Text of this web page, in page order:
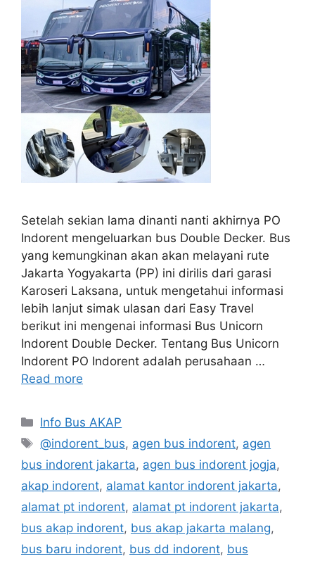
Setelah sekian lama dinanti nanti akhirnya PO
Indorent mengeluarkan bus Double Decker. Bus
yang kemungkinan akan akan melayani rute
Jakarta Yogyakarta (PP) ini dirilis dari garasi
Karoseri Laksana, untuk mengetahui informasi
lebih lanjut simak ulasan dari Easy Travel
berikut ini mengenai informasi Bus Unicorn
Indorent Double Decker. Tentang Bus Unicorn
Indorent PO Indorent adalah perusahaan …
Read more
Categories
Info Bus AKAP
Tags
@indorent_bus, agen bus indorent, agen
bus indorent jakarta, agen bus indorent jogja,
akap indorent, alamat kantor indorent jakarta,
alamat pt indorent, alamat pt indorent jakarta,
bus akap indorent, bus akap jakarta malang,
bus baru indorent, bus dd indorent, bus